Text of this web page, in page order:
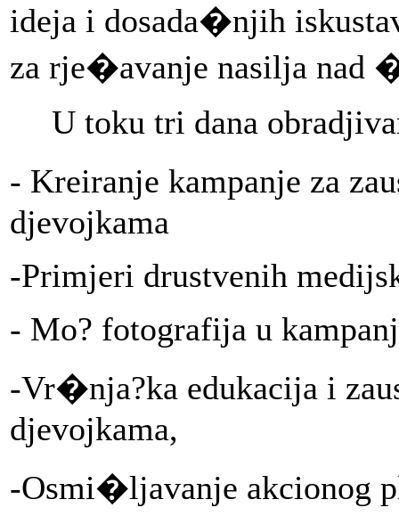
ideja i dosada�njih
za rje�avanje nasilja nad
U toku tri dana
- Kreiranje kampanje za
djevojkama
-Primjeri drustvenih
- Mo? fotografija u
-Vr�nja?ka edukacija i
djevojkama,
-Osmi�ljavanje akcionog